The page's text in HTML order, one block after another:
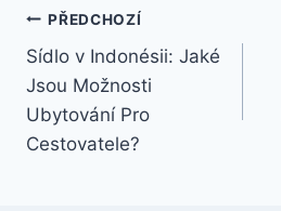
Navigace
pro
příspěvek
PŘEDCHOZÍ
Sídlo v Indonésii: Jaké
Jsou Možnosti
Ubytování Pro
Cestovatele?